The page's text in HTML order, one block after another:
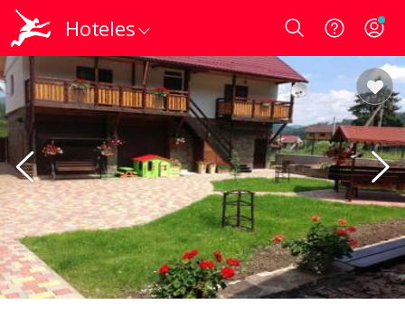
Hoteles Login